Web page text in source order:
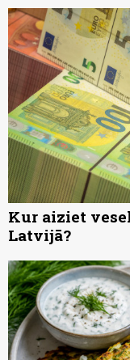
Kur aiziet
Latvijā?